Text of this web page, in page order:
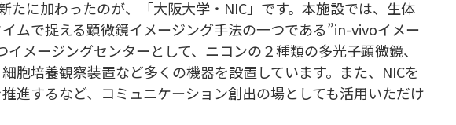
たに加わったのが、「大阪大学・NIC」です。本施設では、生体
ムで捉える顕微鏡イメージング手法の一つである”in-vivoイメー
メージングセンターとして、ニコンの２種類の多光子顕微鏡、
胞培養観察装置など多くの機器を設置しています。また、NICを
進するなど、コミュニケーション創出の場としても活用いただけ